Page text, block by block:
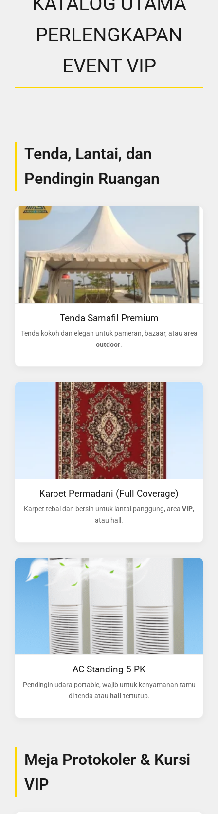
PERLENGKAPAN
EVENT VIP
Tenda, Lantai, dan
Pendingin Ruangan
Tenda Sarnafil Premium
Tenda kokoh dan elegan untuk pameran, bazaar, atau area
outdoor.
Karpet Permadani (Full Coverage)
Karpet tebal dan bersih untuk lantai panggung, area VIP,
atau hall.
AC Standing 5 PK
Pendingin udara portable, wajib untuk kenyamanan tamu
di tenda atau hall tertutup.
Meja Protokoler & Kursi
VIP